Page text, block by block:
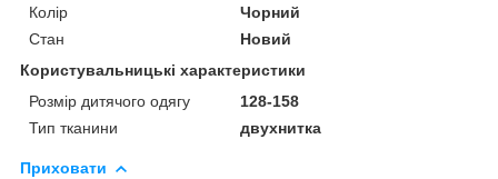
Колір
Чорний
Стан
Новий
Користувальницькі характеристики
Розмір дитячого одягу
128-158
Тип тканини
двухнитка
Приховати